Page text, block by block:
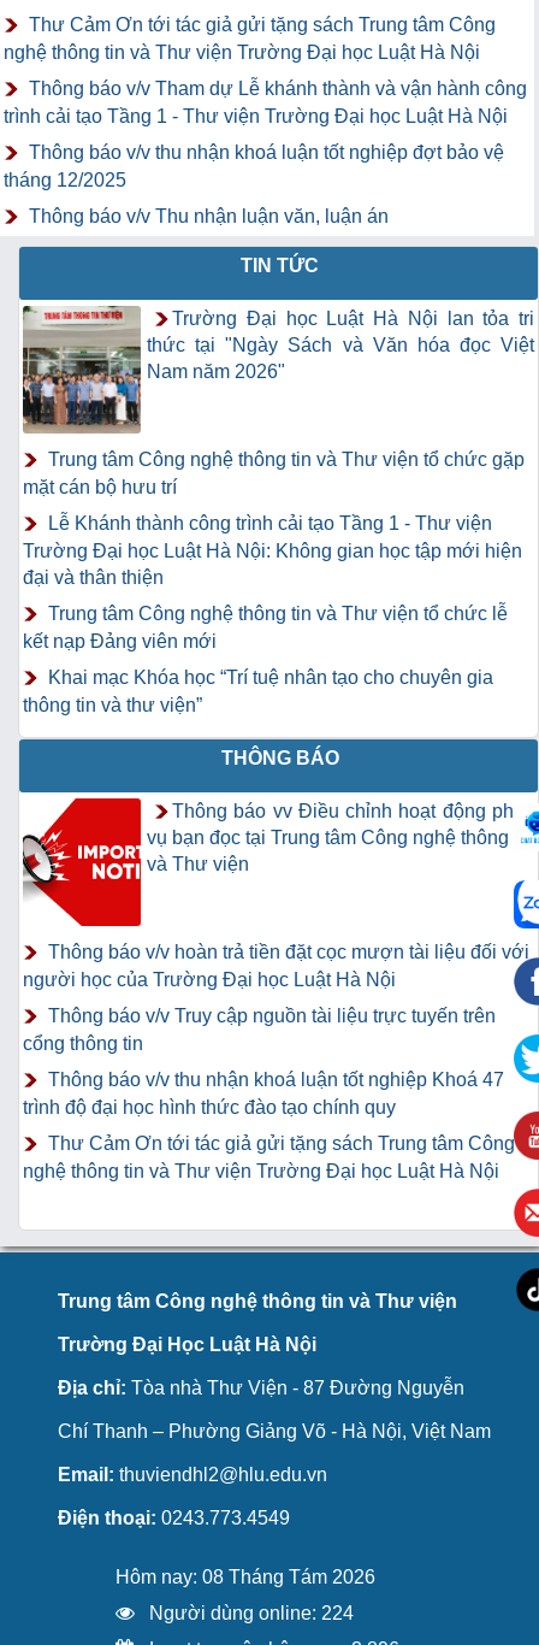
Thư Cảm Ơn tới tác giả gửi tặng sách Trung tâm Công
nghệ thông tin và Thư viện Trường Đại học Luật Hà Nội
Thông báo v/v Tham dự Lễ khánh thành và vận hành công
trình cải tạo Tầng 1 - Thư viện Trường Đại học Luật Hà Nội
Thông báo v/v thu nhận khoá luận tốt nghiệp đợt bảo vệ
tháng 12/2025
Thông báo v/v Thu nhận luận văn, luận án
TIN TỨC
Trường Đại học Luật Hà Nội lan tỏa tri
thức tại "Ngày Sách và Văn hóa đọc Việt
Nam năm 2026"
Trung tâm Công nghệ thông tin và Thư viện tổ chức gặp
mặt cán bộ hưu trí
Lễ Khánh thành công trình cải tạo Tầng 1 - Thư viện
Trường Đại học Luật Hà Nội: Không gian học tập mới hiện
đại và thân thiện
Trung tâm Công nghệ thông tin và Thư viện tổ chức lễ
kết nạp Đảng viên mới
Khai mạc Khóa học “Trí tuệ nhân tạo cho chuyên gia
thông tin và thư viện”
THÔNG BÁO
Thông báo vv Điều chỉnh hoạt động phục
vụ bạn đọc tại Trung tâm Công nghệ thông tin
và Thư viện
Thông báo v/v hoàn trả tiền đặt cọc mượn tài liệu đối với
người học của Trường Đại học Luật Hà Nội
Thông báo v/v Truy cập nguồn tài liệu trực tuyến trên
cổng thông tin
Thông báo v/v thu nhận khoá luận tốt nghiệp Khoá 47
trình độ đại học hình thức đào tạo chính quy
Thư Cảm Ơn tới tác giả gửi tặng sách Trung tâm Công
nghệ thông tin và Thư viện Trường Đại học Luật Hà Nội
Trung tâm Công nghệ thông tin và Thư viện
Trường Đại Học Luật Hà Nội
Địa chỉ: Tòa nhà Thư Viện - 87 Đường Nguyễn
Chí Thanh – Phường Giảng Võ - Hà Nội, Việt Nam
Email: thuviendhl2@hlu.edu.vn
Điện thoại: 0243.773.4549
Hôm nay: 08 Tháng Tám 2026
Người dùng online: 224